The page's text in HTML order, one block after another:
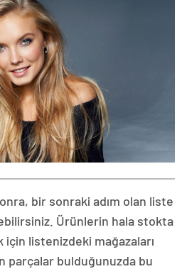
bir sonraki adım olan liste
Ürünlerin hala stokta
listenizdeki mağazaları
parçalar bulduğunuzda bu